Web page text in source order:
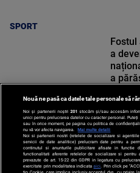
SPORT
SPORT
a
a
Nouă ne pasă ca datele tale personale să
Noi și partenerii noștri 201 stocăm și/sau accesăm
unici pentru prelucrarea datelor cu caracter personal.
sau în orice moment, pe pagina cu politica de
nu vă vor afecta navigarea.
Mai multe detalii
Noi si partenerii nostri (retelele de socializare si
servicii de date analitice) prelucram date pentru a
continutul si anunturile publicitare afisate in functie
functionalitati aferente retelelor de socializare si
prevazute de art. 15-22 din GDPR in legatura cu
exercitate prin modalitatea indicataaici . Prin click pe
tip Cookie, care implica inclusiv acceptul dvs. cu privire